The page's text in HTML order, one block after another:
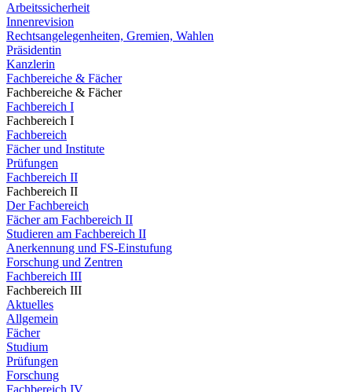
Arbeitssicherheit
Innenrevision
Rechtsangelegenheiten, Gremien, Wahlen
Präsidentin
Kanzlerin
Fachbereiche & Fächer
Fachbereiche & Fächer
Fachbereich I
Fachbereich I
Fachbereich
Fächer und Institute
Prüfungen
Fachbereich II
Fachbereich II
Der Fachbereich
Fächer am Fachbereich II
Studieren am Fachbereich II
Anerkennung und FS-Einstufung
Forschung und Zentren
Fachbereich III
Fachbereich III
Aktuelles
Allgemein
Fächer
Studium
Prüfungen
Forschung
Fachbereich IV